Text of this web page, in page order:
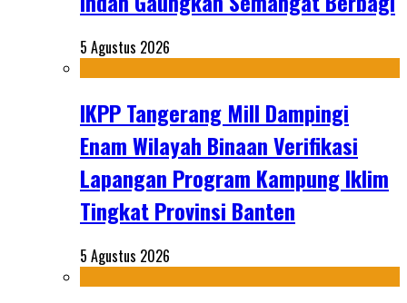
5 Agustus 2026
IKPP Tangerang Mill Dampingi
Enam Wilayah Binaan Verifikasi
Lapangan Program Kampung Iklim
Tingkat Provinsi Banten
5 Agustus 2026